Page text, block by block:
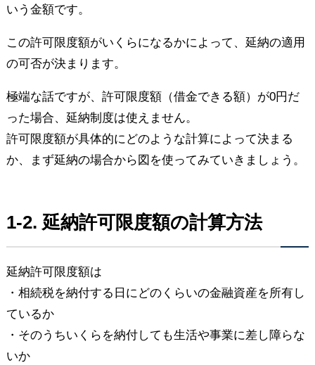
いう金額です。
この許可限度額がいくらになるかによって、延納の適用
の可否が決まります。
極端な話ですが、許可限度額（借金できる額）が0円だ
った場合、延納制度は使えません。
許可限度額が具体的にどのような計算によって決まる
か、まず延納の場合から図を使ってみていきましょう。
1-2. 延納許可限度額の計算方法
延納許可限度額は
・相続税を納付する日にどのくらいの金融資産を所有し
ているか
・そのうちいくらを納付しても生活や事業に差し障らな
いか